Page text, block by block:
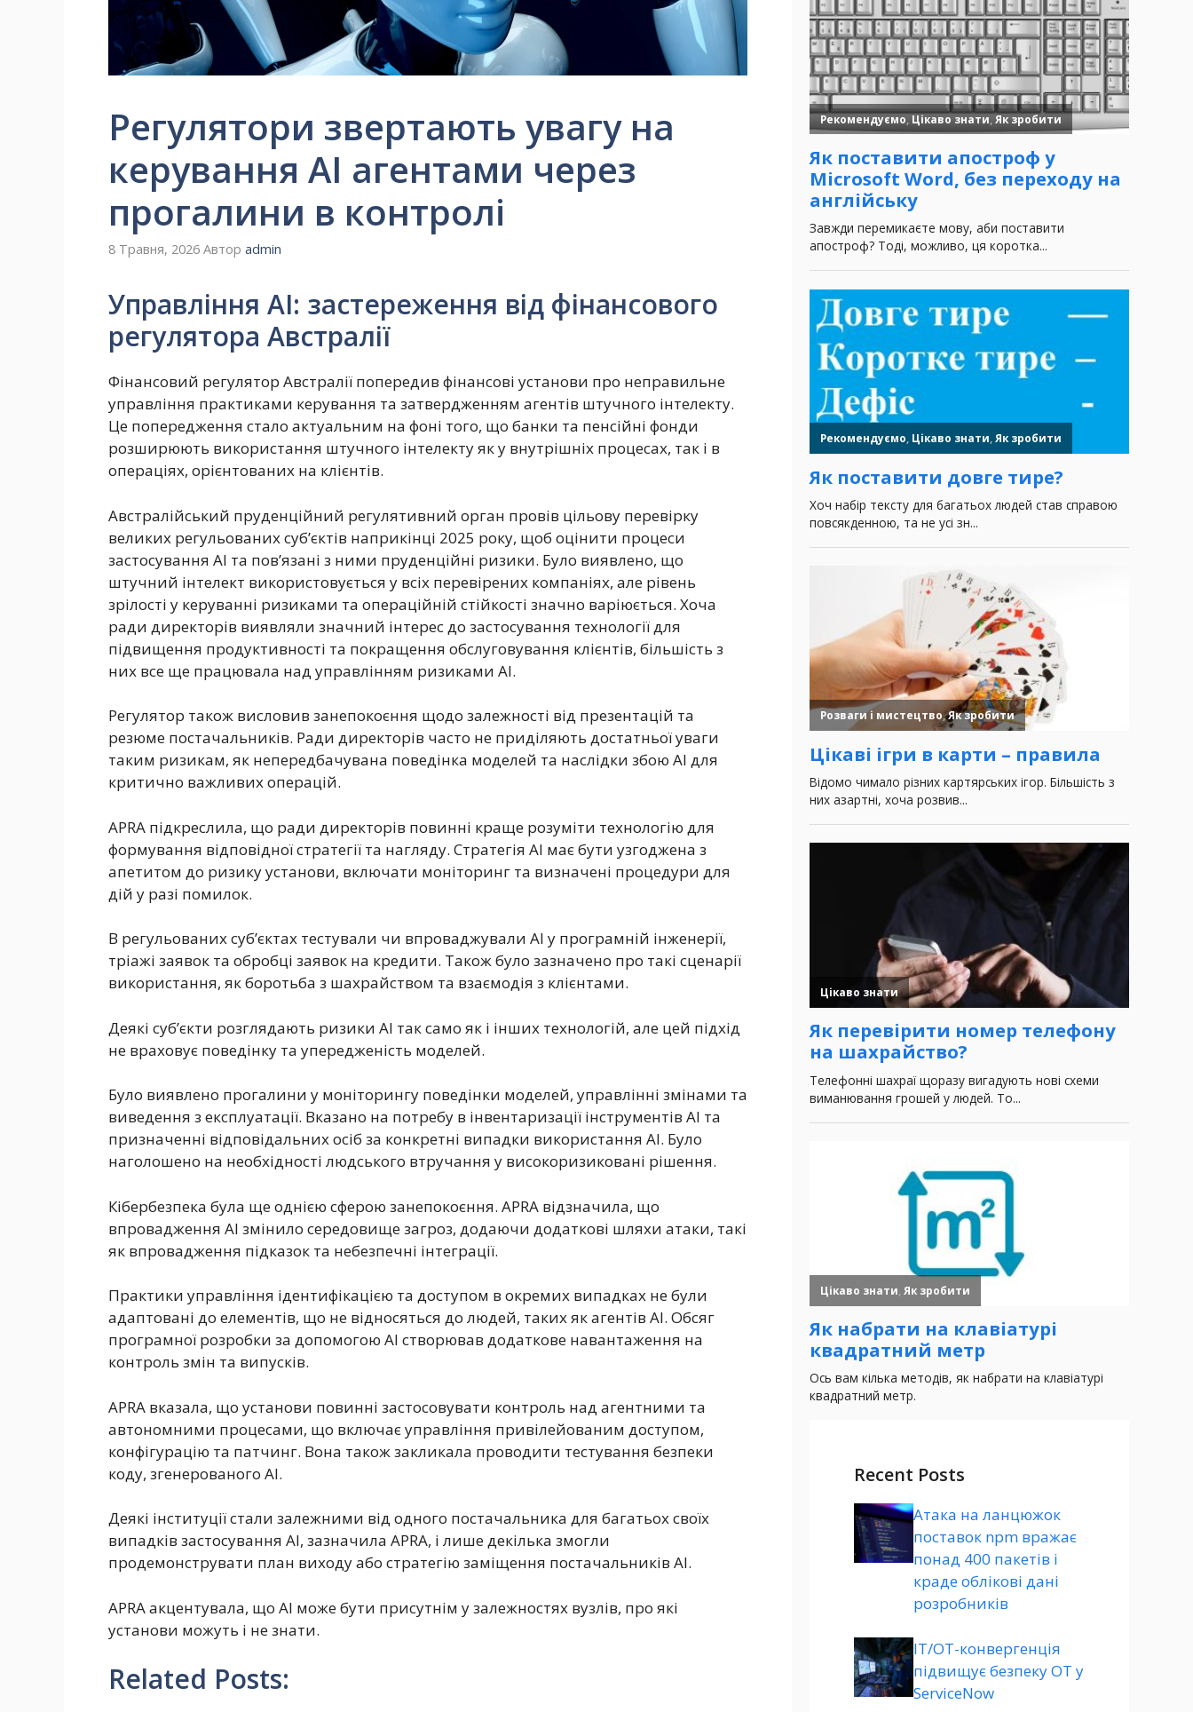
Регулятори звертають увагу на
керування AI агентами через
прогалини в контролі
8 Травня, 2026 Автор admin
Управління AI: застереження від фінансового
регулятора Австралії
Фінансовий регулятор Австралії попередив фінансові установи про неправильне
управління практиками керування та затвердженням агентів штучного інтелекту.
Це попередження стало актуальним на фоні того, що банки та пенсійні фонди
розширюють використання штучного інтелекту як у внутрішніх процесах, так і в
операціях, орієнтованих на клієнтів.
Австралійський пруденційний регулятивний орган провів цільову перевірку
великих регульованих суб’єктів наприкінці 2025 року, щоб оцінити процеси
застосування AI та пов’язані з ними пруденційні ризики. Було виявлено, що
штучний інтелект використовується у всіх перевірених компаніях, але рівень
зрілості у керуванні ризиками та операційній стійкості значно варіюється. Хоча
ради директорів виявляли значний інтерес до застосування технології для
підвищення продуктивності та покращення обслуговування клієнтів, більшість з
них все ще працювала над управлінням ризиками AI.
Регулятор також висловив занепокоєння щодо залежності від презентацій та
резюме постачальників. Ради директорів часто не приділяють достатньої уваги
таким ризикам, як непередбачувана поведінка моделей та наслідки збою AI для
критично важливих операцій.
APRA підкреслила, що ради директорів повинні краще розуміти технологію для
формування відповідної стратегії та нагляду. Стратегія AI має бути узгоджена з
апетитом до ризику установи, включати моніторинг та визначені процедури для
дій у разі помилок.
В регульованих суб’єктах тестували чи впроваджували AI у програмній інженерії,
тріажі заявок та обробці заявок на кредити. Також було зазначено про такі сценарії
використання, як боротьба з шахрайством та взаємодія з клієнтами.
Деякі суб’єкти розглядають ризики AI так само як і інших технологій, але цей підхід
не враховує поведінку та упередженість моделей.
Було виявлено прогалини у моніторингу поведінки моделей, управлінні змінами та
виведення з експлуатації. Вказано на потребу в інвентаризації інструментів AI та
призначенні відповідальних осіб за конкретні випадки використання AI. Було
наголошено на необхідності людського втручання у високоризиковані рішення.
Кібербезпека була ще однією сферою занепокоєння. APRA відзначила, що
впровадження AI змінило середовище загроз, додаючи додаткові шляхи атаки, такі
як впровадження підказок та небезпечні інтеграції.
Практики управління ідентифікацією та доступом в окремих випадках не були
адаптовані до елементів, що не відносяться до людей, таких як агентів AI. Обсяг
програмної розробки за допомогою AI створював додаткове навантаження на
контроль змін та випусків.
APRA вказала, що установи повинні застосовувати контроль над агентними та
автономними процесами, що включає управління привілейованим доступом,
конфігурацію та патчинг. Вона також закликала проводити тестування безпеки
коду, згенерованого AI.
Деякі інституції стали залежними від одного постачальника для багатьох своїх
випадків застосування AI, зазначила APRA, і лише декілька змогли
продемонструвати план виходу або стратегію заміщення постачальників AI.
APRA акцентувала, що AI може бути присутнім у залежностях вузлів, про які
установи можуть і не знати.
Related Posts:
Recent Posts
Атака на ланцюжок
поставок npm вражає
понад 400 пакетів і
краде облікові дані
розробників
ІТ/ОТ-конвергенція
підвищує безпеку ОТ у
ServiceNow